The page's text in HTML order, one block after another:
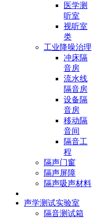
医学测
听室
视听室
类
工业降噪治理
冲床隔
音房
流水线
隔音房
设备隔
音房
移动隔
音间
隔音工
程
隔声门窗
隔声屏障
隔声吸声材料
声学测试实验室
隔音测试箱